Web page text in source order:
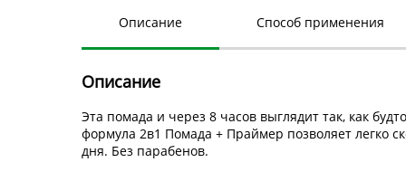
Описание Способ применения
Описание
Эта помада и через 8 часов выглядит так, как
формула 2в1 Помада + Праймер позволяет легко
дня. Без парабенов.